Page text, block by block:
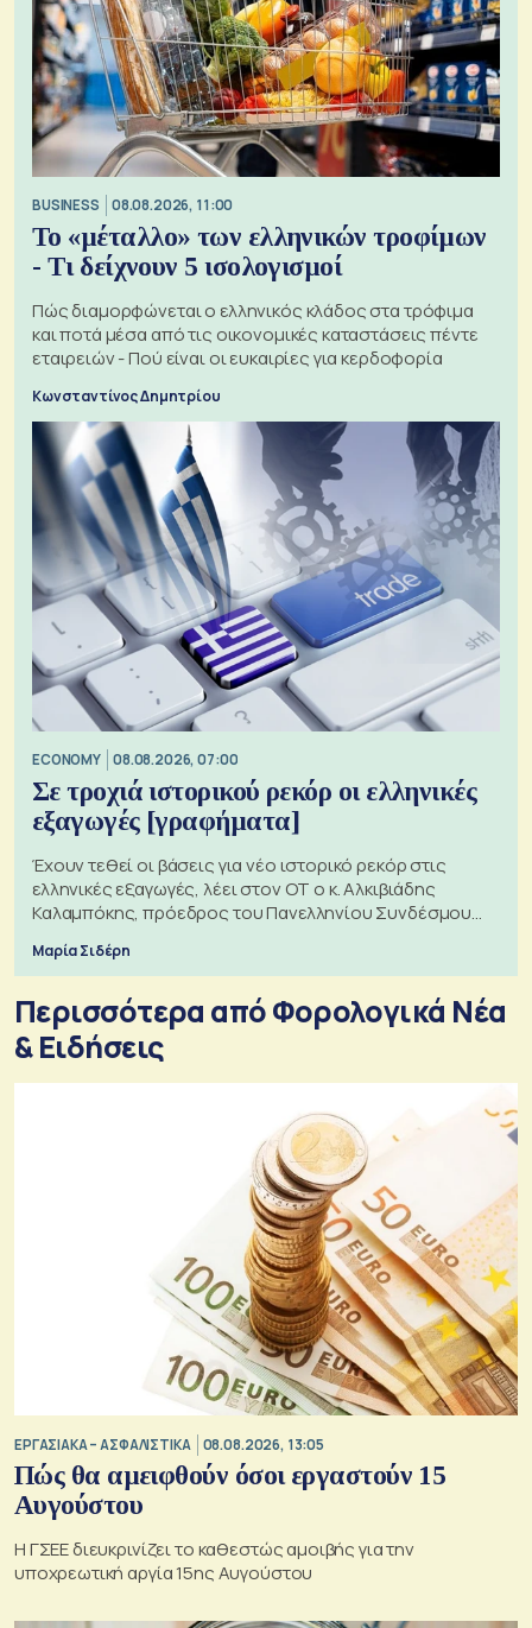
BUSINESS 08.08.2026, 11:00
Το «μέταλλο» των ελληνικών τροφίμων
- Τι δείχνουν 5 ισολογισμοί
Πώς διαμορφώνεται ο ελληνικός κλάδος στα τρόφιμα
και ποτά μέσα από τις οικονομικές καταστάσεις πέντε
εταιρειών - Πού είναι οι ευκαιρίες για κερδοφορία
Κωνσταντίνος Δημητρίου
ECONOMY 08.08.2026, 07:00
Σε τροχιά ιστορικού ρεκόρ οι ελληνικές
εξαγωγές [γραφήματα]
Έχουν τεθεί οι βάσεις για νέο ιστορικό ρεκόρ στις
ελληνικές εξαγωγές, λέει στον ΟΤ ο κ. Αλκιβιάδης
Καλαμπόκης, πρόεδρος του Πανελληνίου Συνδέσμου
Μαρία Σιδέρη
Περισσότερα από Φορολογικά Νέα
& Eιδήσεις
ΕΡΓΑΣΙΑΚΑ – ΑΣΦΑΛΙΣΤΙΚΑ 08.08.2026, 13:05
Πώς θα αμειφθούν όσοι εργαστούν 15
Αυγούστου
Η ΓΣΕΕ διευκρινίζει το καθεστώς αμοιβής για την
υποχρεωτική αργία 15ης Αυγούστου